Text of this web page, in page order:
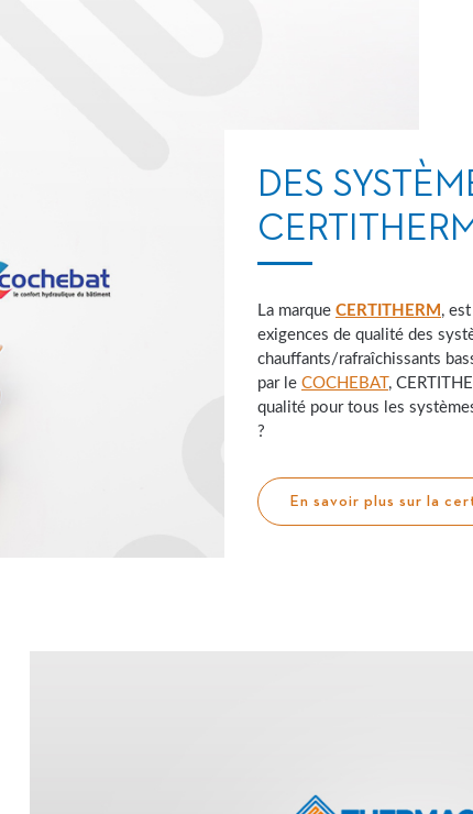
DES
La marque CERTITHERM ,
exigences de qualité des
chauffants/rafraîchissants
par le COCHEBAT ,
qualité pour tous les
?
En savoir plus sur la